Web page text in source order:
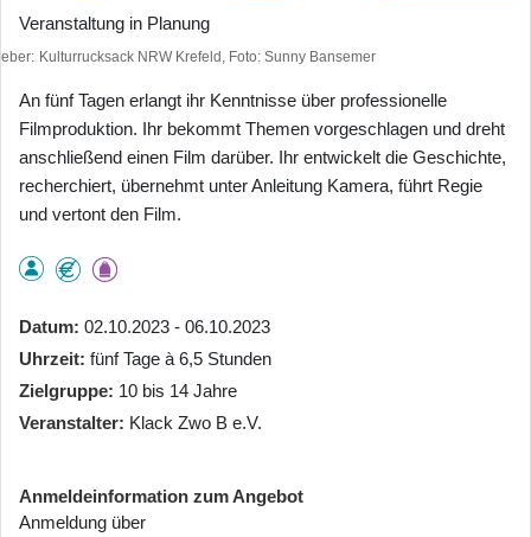
Veranstaltung in Planung
Kulturrucksack NRW Krefeld, Foto: Sunny Bansemer
An fünf Tagen erlangt ihr Kenntnisse über professionelle
Filmproduktion. Ihr bekommt Themen vorgeschlagen und dreht
anschließend einen Film darüber. Ihr entwickelt die Geschichte,
recherchiert, übernehmt unter Anleitung Kamera, führt Regie
und vertont den Film.
Datum 02.10.2023 - 06.10.2023
Uhrzeit fünf Tage à 6,5 Stunden
Zielgruppe 10 bis 14 Jahre
Veranstalter Klack Zwo B e.V.
Anmeldeinformation zum Angebot
Anmeldung über